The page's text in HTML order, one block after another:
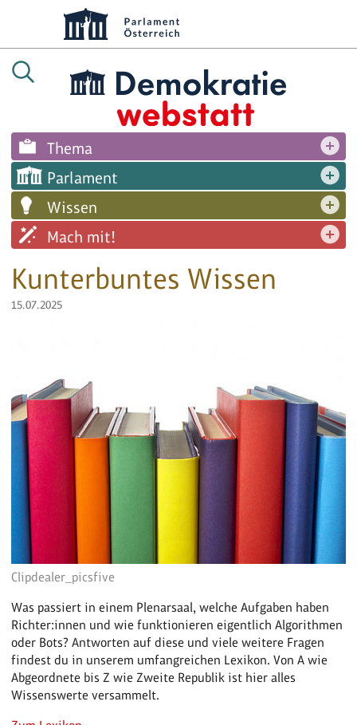
Thema
Parlament
Wissen
Mach mit!
Kunterbuntes Wissen
15.07.2025
Clipdealer_picsfive
Was passiert in einem Plenarsaal, welche Aufgaben haben
Richter:innen und wie funktionieren eigentlich Algorithmen
oder Bots? Antworten auf diese und viele weitere Fragen
findest du in unserem umfangreichen Lexikon. Von A wie
Abgeordnete bis Z wie Zweite Republik ist hier alles
Wissenswerte versammelt.